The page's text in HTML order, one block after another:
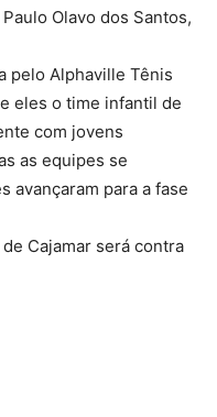
Olavo dos Santos,
pelo Alphaville Tênis
eles o time infantil de
com jovens
as equipes se
avançaram para a fase
Cajamar será contra